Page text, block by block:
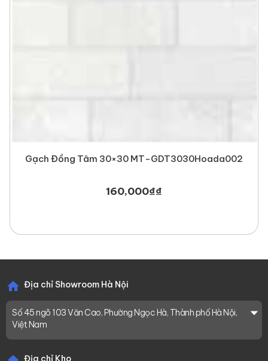
Gạch Đồng Tâm 30×30 MT-GDT3030Hoada002
160,000₫₫
Địa chỉ Showroom Hà Nội
Số 45 ngõ 103 Văn Cao, Phường Ngọc Hà, Thành phố Hà Nội,
Việt Nam
Địa chỉ Kho